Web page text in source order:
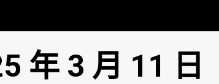
年 3 月 11 日